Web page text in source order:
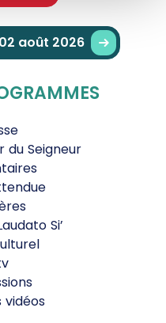
août 2026
du Seigneur
Si’
vidéos